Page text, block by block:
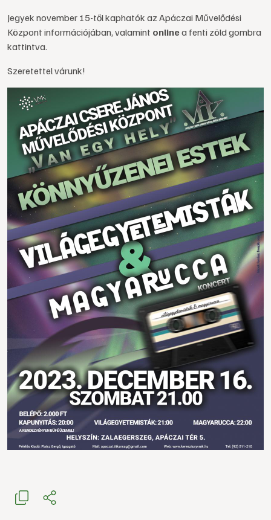
Jegyek november 15-től kaphatók az Apáczai Művelődési
Központ információjában, valamint onlinea fenti zöld gombra
kattintva.
Szeretettel várunk!